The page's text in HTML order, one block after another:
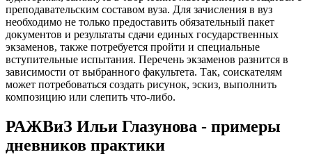
преподавательским составом вуза. Для зачисления в вуз
необходимо не только предоставить обязательный пакет
документов и результаты сдачи единых государственных
экзаменов, также потребуется пройти и специальные
вступительные испытания. Перечень экзаменов разнится в
зависимости от выбранного факультета. Так, соискателям
может потребоваться создать рисунок, эскиз, выполнить
композицию или слепить что-либо.
РАЖВиЗ Ильи Глазунова - примеры
дневников практики